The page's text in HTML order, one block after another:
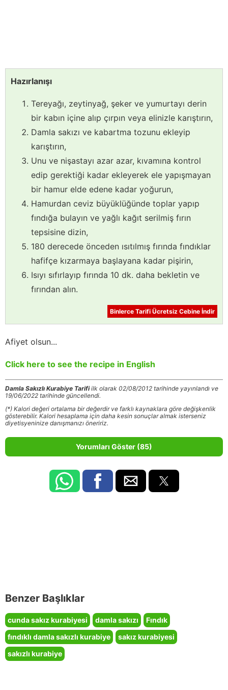
Hazırlanışı
Tereyağı, zeytinyağ, şeker ve yumurtayı derin
bir kabın içine alıp çırpın veya elinizle karıştırın,
Damla sakızı ve kabartma tozunu ekleyip
karıştırın,
Unu ve nişastayı azar azar, kıvamına kontrol
edip gerektiği kadar ekleyerek ele yapışmayan
bir hamur elde edene kadar yoğurun,
Hamurdan ceviz büyüklüğünde toplar yapıp
fındığa bulayın ve yağlı kağıt serilmiş fırın
tepsisine dizin,
180 derecede önceden ısıtılmış fırında fındıklar
hafifçe kızarmaya başlayana kadar pişirin,
Isıyı sıfırlayıp fırında 10 dk. daha bekletin ve
fırından alın.
Binlerce Tarifi Ücretsiz Cebine İndir
Afiyet olsun...
Click here to see the recipe in English
Damla Sakızlı Kurabiye Tarifiilk olarak 02/08/2012 tarihinde yayınlandı ve
19/06/2022 tarihinde güncellendi.
(*) Kalori değeri ortalama bir değerdir ve farklı kaynaklara göre değişkenlik
gösterebilir. Kalori hesaplama için daha kesin sonuçlar almak isterseniz
diyetisyeninize danışmanızı öneririz.
Yorumları Göster (85)
Benzer Başlıklar
cunda sakız kurabiyesi damla sakızı
Fındık
fındıklı damla sakızlı kurabiye
sakız kurabiyesi
sakızlı kurabiye